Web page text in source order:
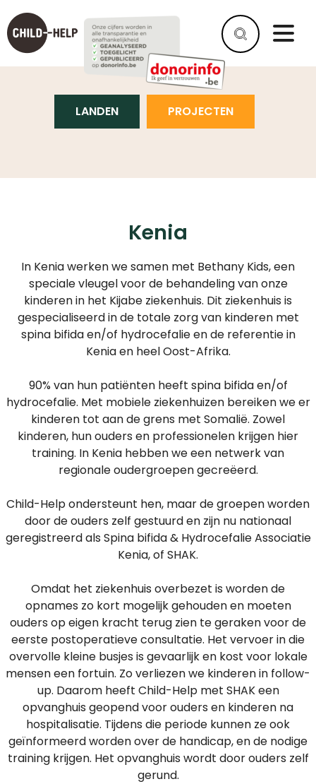
KENIA
LANDEN PROJECTEN
Kenia
In Kenia werken we samen met Bethany Kids, een
speciale vleugel voor de behandeling van onze
kinderen in het Kijabe ziekenhuis. Dit ziekenhuis is
gespecialiseerd in de totale zorg van kinderen met
spina bifida en/of hydrocefalie en de referentie in
Kenia en heel Oost-Afrika.
90% van hun patiënten heeft spina bifida en/of
hydrocefalie. Met mobiele ziekenhuizen bereiken we er
kinderen tot aan de grens met Somalië. Zowel
kinderen, hun ouders en professionelen krijgen hier
training. In Kenia hebben we een netwerk van
regionale oudergroepen gecreëerd.
Child-Help ondersteunt hen, maar de groepen worden
door de ouders zelf gestuurd en zijn nu nationaal
geregistreerd als Spina bifida & Hydrocefalie Associatie
Kenia, of SHAK.
Omdat het ziekenhuis overbezet is worden de
opnames zo kort mogelijk gehouden en moeten
ouders op eigen kracht terug zien te geraken voor de
eerste postoperatieve consultatie. Het vervoer in die
overvolle kleine busjes is gevaarlijk en kost voor lokale
mensen een fortuin. Zo verliezen we kinderen in follow-
up. Daarom heeft Child-Help met SHAK een
opvanghuis geopend voor ouders en kinderen na
hospitalisatie. Tijdens die periode kunnen ze ook
geïnformeerd worden over de handicap, en de nodige
training krijgen. Het opvanghuis wordt door ouders zelf
gerund.